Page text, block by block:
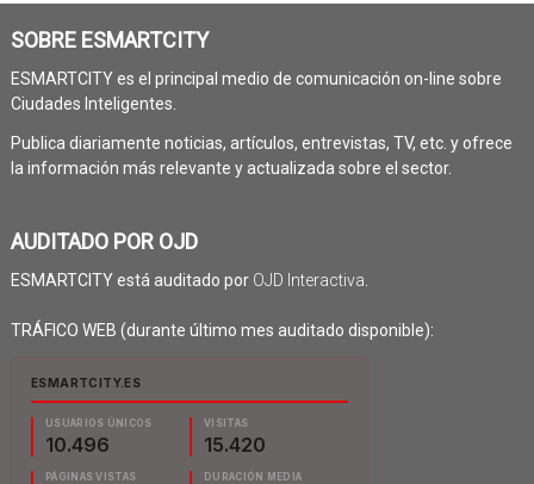
SOBRE ESMARTCITY
ESMARTCITY es el principal medio de comunicación on-line sobre
Ciudades Inteligentes.
Publica diariamente noticias, artículos, entrevistas, TV, etc. y ofrece
la información más relevante y actualizada sobre el sector.
AUDITADO POR OJD
ESMARTCITY está auditado por OJD Interactiva.
TRÁFICO WEB (durante último mes auditado disponible):